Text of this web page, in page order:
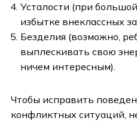
Усталости (при
избытке внеклассных
Безделия (возможно,
выплескивать свою
ничем интересным).
Чтобы исправить
конфликтных ситуаций,